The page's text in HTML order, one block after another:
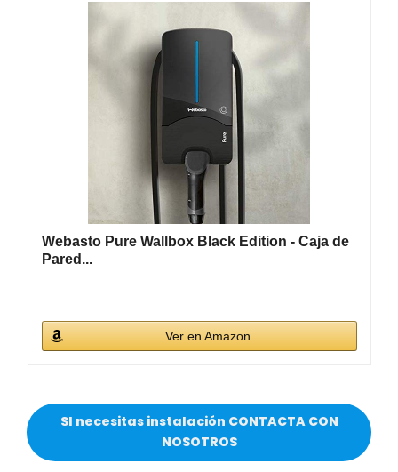
Webasto Pure Wallbox Black Edition - Caja de
Pared...
Ver en Amazon
SI necesitas instalación CONTACTA CON
NOSOTROS